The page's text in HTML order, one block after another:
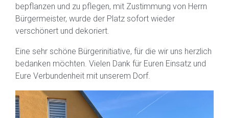
bepflanzen und zu pflegen, mit Zustimmung von Herrn
Bürgermeister, wurde der Platz sofort wieder
verschönert und dekoriert.
Eine sehr schöne Bürgerinitiative, für die wir uns herzlich
bedanken möchten. Vielen Dank für Euren Einsatz und
Eure Verbundenheit mit unserem Dorf.